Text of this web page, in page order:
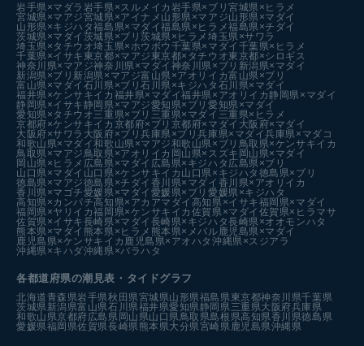
岩手県×マダラ 岩手県×スルメイカ 岩手県×ブリ宮城県×ヒラメ
宮城県×マアジ宮城県×アイナメ 山形県×マアジ山形県×マダイ
山形県×キジハタ福島県×マダイ福島県×ヒラメ福島県×チダイ
茨城県×マダイ 茨城県×ブリ茨城県×ヒラメ埼玉県×サワラ
埼玉県×タチウオ埼玉県×ホウボウ 千葉県×マダイ 千葉県×ヒラメ
千葉県×イサキ 東京都×マアジ 東京都×タチウオ東京都×シロギス
神奈川県×マアジ神奈川県×マダイ 神奈川県×ブリ 新潟県×マダイ
新潟県×ブリ 新潟県×マアジ富山県×アオリイカ富山県×ブリ
富山県×マダイ 石川県×ブリ石川県×キジハタ 石川県×マダイ
福井県×ケンサキイカ 福井県×マダイ福井県×アオリイカ静岡県×マダイ
静岡県×イサキ静岡県×マアジ愛知県×ブリ愛知県×マダイ
愛知県×タチウオ三重県×ブリ 三重県×マダイ 三重県×ヒラメ
京都府×ケンサキイカ 京都府×ブリ 京都府×マダイ 大阪府×マダイ
大阪府×サワラ 大阪府×ブリ兵庫県×ブリ兵庫県×マダイ兵庫県×マダコ
和歌山県×マダイ和歌山県×マアジ和歌山県×ブリ 鳥取県×ケンサキイカ
鳥取県×マアジ 鳥取県×アオリイカ 岡山県×スズキ 岡山県×マダイ
岡山県×ヒラメ 広島県×マダイ 広島県×キジハタ 広島県×ブリ
山口県×マダイ 山口県×ケンサキイカ 山口県×キジハタ 徳島県×ブリ
徳島県×マアジ徳島県×チダイ 香川県×マダイ 香川県×アオリイカ
香川県×マゴチ愛媛県×マダイ 愛媛県×ブリ愛媛県×キジハタ
高知県×カンパチ高知県×アカアマダイ 高知県×イサキ福岡県×マダイ
福岡県×ヤリイカ福岡県×ケンサキイカ 佐賀県×マダイ 佐賀県×ヒラマサ
佐賀県×イサキ長崎県×マダイ 長崎県×キジハタ長崎県×オオモンハタ
熊本県×マダイ 熊本県×ヒラメ 熊本県×メバル 鹿児島県×マダイ
鹿児島県×ケンサキイカ 鹿児島県×アオハタ沖縄県×スジアラ
沖縄県×キハダ沖縄県×バラハタ
各都道府県の潮見表 ・タイドグラフ
北海道青森県岩手県秋田県宮城県山形県福島県 東京都神奈川県千葉県
茨城県 新潟県富山県石川県福井県愛知県静岡県 三重県大阪府兵庫県
和歌山県京都府広島県 岡山県山口県 鳥取県島根県高知県香川県徳島県
愛媛県福岡県佐賀県長崎県 熊本県大分県宮崎県 鹿児島県沖縄県